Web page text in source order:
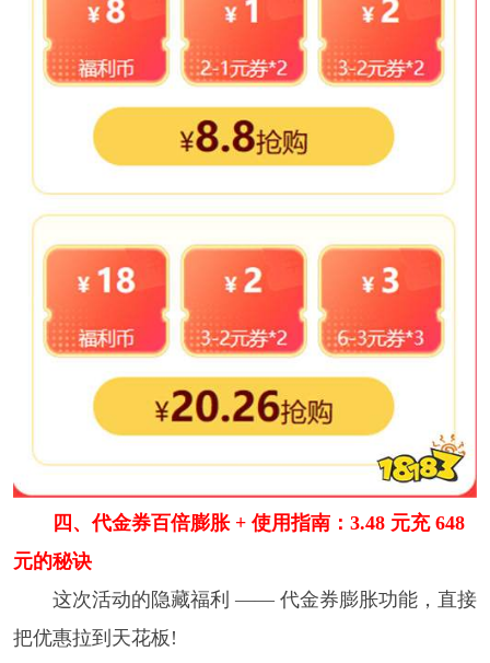
四、代金券百倍膨胀 + 使用指南：3.48 元充 648
元的秘诀
这次活动的隐藏福利 —— 代金券膨胀功能，直接
把优惠拉到天花板!